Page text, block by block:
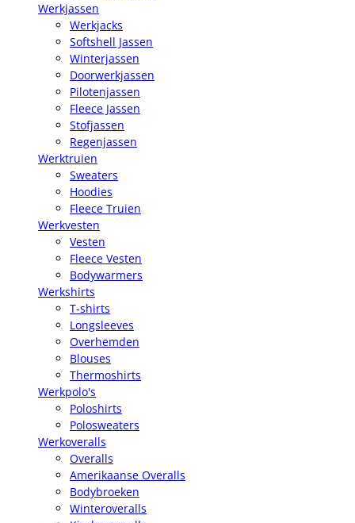
Werkjassen
Werkjacks
Softshell Jassen
Winterjassen
Doorwerkjassen
Pilotenjassen
Fleece Jassen
Stofjassen
Regenjassen
Werktruien
Sweaters
Hoodies
Fleece Truien
Werkvesten
Vesten
Fleece Vesten
Bodywarmers
Werkshirts
T-shirts
Longsleeves
Overhemden
Blouses
Thermoshirts
Werkpolo's
Poloshirts
Polosweaters
Werkoveralls
Overalls
Amerikaanse Overalls
Bodybroeken
Winteroveralls